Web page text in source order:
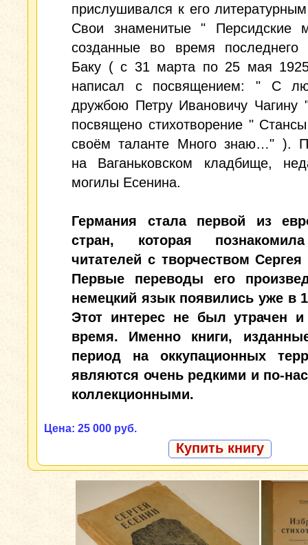
прислушивался к его
Свои знаменитые " Персидские
созданные во время последнего
Баку ( с 31 марта по 25 мая
написал с посвящением: " С
дружбою Петру Ивановичу
посвящено стихотворение "
своём таланте Много знаю…" ).
на Ваганьковском кладбище,
могилы Есенина.
Германия стала первой из
стран, которая
читателей с творчеством Сергея
Первые переводы его
немецкий язык появились уже в
Этот интерес не был утрачен и
время. Именно книги,
период на оккупационных
являются очень редкими и по-
коллекционными.
Цена: 25 000 руб.
Купить книгу